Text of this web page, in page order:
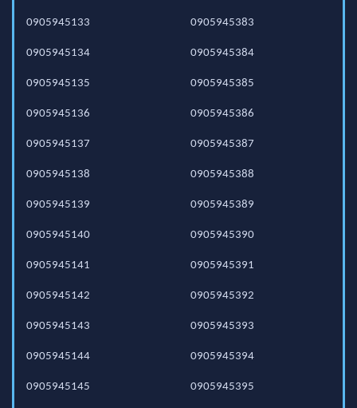
0905945133
0905945134
0905945135
0905945136
0905945137
0905945138
0905945139
0905945140
0905945141
0905945142
0905945143
0905945144
0905945145
0905945383
0905945384
0905945385
0905945386
0905945387
0905945388
0905945389
0905945390
0905945391
0905945392
0905945393
0905945394
0905945395